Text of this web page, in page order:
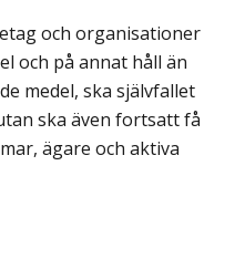
och organisationer
och på annat håll än
medel, ska självfallet
ska även fortsatt få
ägare och aktiva